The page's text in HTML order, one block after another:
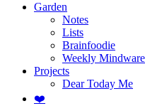
Garden
Notes
Lists
Brainfoodie
Weekly
Projects
Dear Today Me
❤️